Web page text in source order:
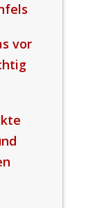
vor